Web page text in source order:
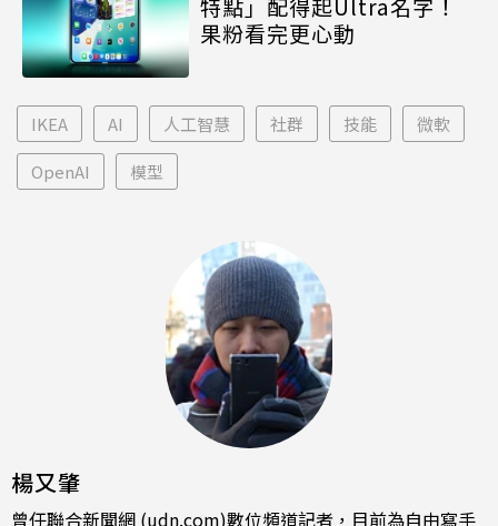
果粉看完更心動
IKEA AI 人工智慧 社群 技能 微軟
OpenAI 模型
楊又肇
曾任聯合新聞網 (udn.com)數位頻道記者，目前為自由寫手